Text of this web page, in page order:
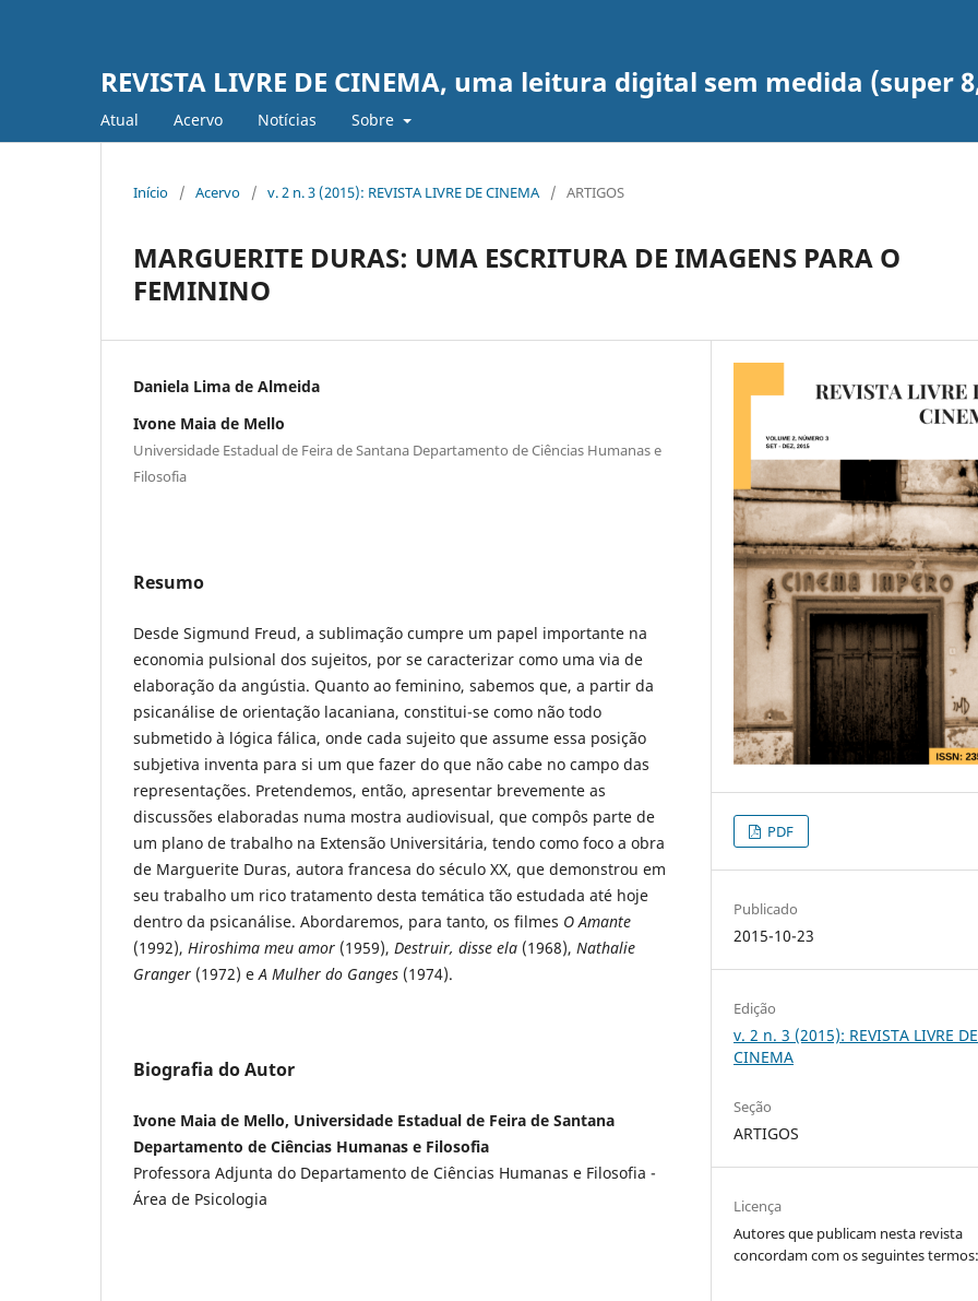
REVISTA LIVRE DE CINEMA, uma leitura digital sem medida (super
Atual Acervo Notícias Sobre
Início / Acervo / v. 2 n. 3 (2015): REVISTA LIVRE DE CINEMA / ARTIGOS
MARGUERITE DURAS: UMA ESCRITURA DE IMAGENS PARA O
FEMININO
Daniela Lima de Almeida
Ivone Maia de Mello
Universidade Estadual de Feira de Santana Departamento de Ciências Humanas e
Filosofia
Resumo
Desde Sigmund Freud, a sublimação cumpre um papel importante na
economia pulsional dos sujeitos, por se caracterizar como uma via de
elaboração da angústia. Quanto ao feminino, sabemos que, a partir da
psicanálise de orientação lacaniana, constitui-se como não todo
submetido à lógica fálica, onde cada sujeito que assume essa posição
subjetiva inventa para si um que fazer do que não cabe no campo das
representações. Pretendemos, então, apresentar brevemente as
discussões elaboradas numa mostra audiovisual, que compôs parte de
um plano de trabalho na Extensão Universitária, tendo como foco a obra
de Marguerite Duras, autora francesa do século XX, que demonstrou em
seu trabalho um rico tratamento desta temática tão estudada até hoje
dentro da psicanálise. Abordaremos, para tanto, os filmes O Amante
(1992), Hiroshima meu amor (1959), Destruir, disse ela (1968), Nathalie
Granger (1972) eA Mulher do Ganges (1974).
Biografia do Autor
Ivone Maia de Mello, Universidade Estadual de Feira de Santana
Departamento de Ciências Humanas e Filosofia
Professora Adjunta do Departamento de Ciências Humanas e Filosofia -
Área de Psicologia
PDF
Publicado
2015-10-23
Edição
v. 2 n. 3 (2015): REVISTA LIVRE DE
CINEMA
Seção
ARTIGOS
Licença
Autores que publicam nesta revista
concordam com os seguintes termos: